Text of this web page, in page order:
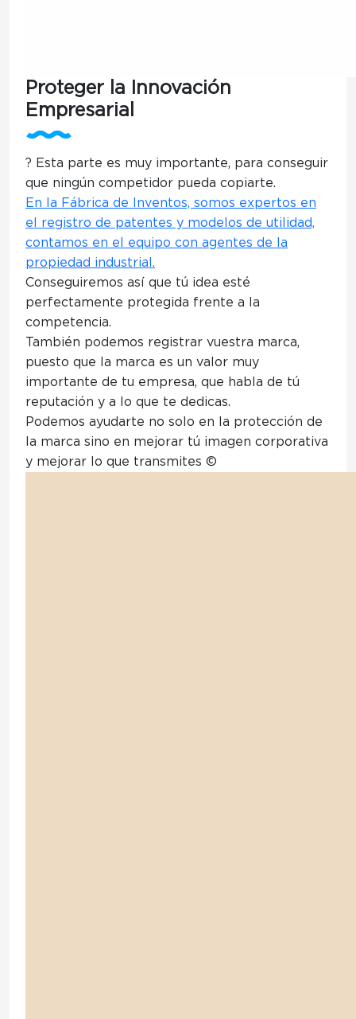
Proteger la Innovación
Empresarial
? Esta parte es muy importante, para conseguir
que ningún competidor pueda copiarte.
En la Fábrica de Inventos, somos expertos en
el registro de patentes y modelos de utilidad,
contamos en el equipo con agentes de la
propiedad industrial.
Conseguiremos así que tú idea esté
perfectamente protegida frente a la
competencia.
También podemos registrar vuestra marca,
puesto que la marca es un valor muy
importante de tu empresa, que habla de tú
reputación y a lo que te dedicas.
Podemos ayudarte no solo en la protección de
la marca sino en mejorar tú imagen corporativa
y mejorar lo que transmites © ️